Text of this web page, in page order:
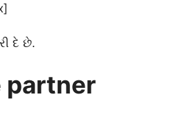
દે છે.
partner